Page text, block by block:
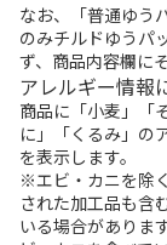
なお、「普通ゆう
のみチルドゆうパ
ず、商品内容欄に
アレルギー情報
商品に「小麦」「
に」「くるみ」の
を表示します。
※エビ・カニを除
された加工品も含
いる場合がありま